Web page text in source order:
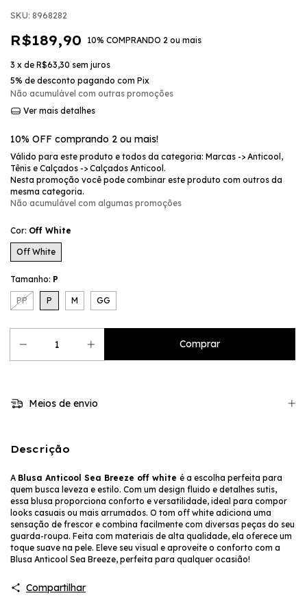
SKU: 8968282
R$189,90 10% COMPRANDO 2 ou mais
3 x de R$63,30 sem juros
5% de desconto pagando com Pix
Não acumulável com outras promoções
Ver mais detalhes
10% OFF comprando 2 ou mais!
Válido para este produto e todos da categoria: Marcas -> Anticool,
Tênis e Calçados -> Calçados Anticool.
Nesta promoção você pode combinar este produto com outros da
mesma categoria.
Não acumulável com algumas promoções
Cor: Off White
Off White
Tamanho: P
PP P M GG
Meios de envio
Descrição
A Blusa Anticool Sea Breeze off white é a escolha perfeita para
quem busca leveza e estilo. Com um design fluido e detalhes sutis,
essa blusa proporciona conforto e versatilidade, ideal para compor
looks casuais ou mais arrumados. O tom off white adiciona uma
sensação de frescor e combina facilmente com diversas peças do seu
guarda-roupa. Feita com materiais de alta qualidade, ela oferece um
toque suave na pele. Eleve seu visual e aproveite o conforto com a
Blusa Anticool Sea Breeze, perfeita para qualquer ocasião!
Compartilhar